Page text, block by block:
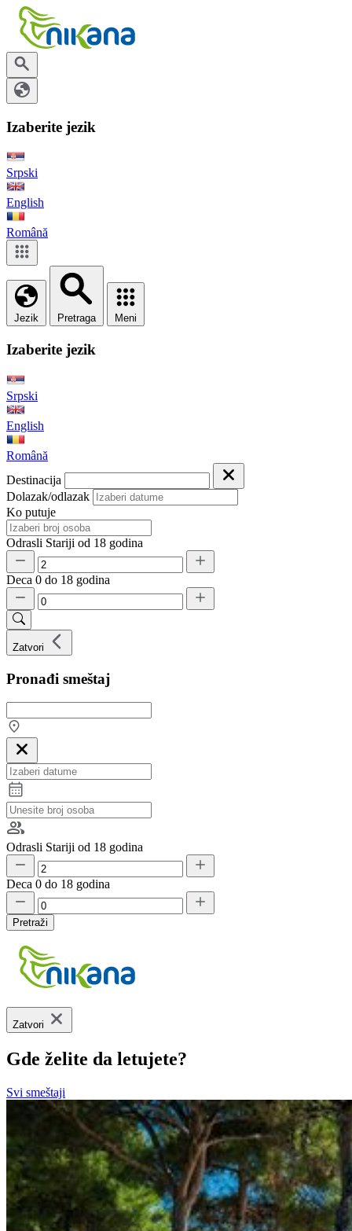
Izaberite jezik
Srpski
English
Română
Jezik Pretraga Meni
Izaberite jezik
Srpski
English
Română
Destinacija
Dolazak/odlazak
Ko putuje
Odrasli Stariji od 18 godina
Deca 0 do 18 godina
Zatvori
Pronađi smeštaj
Odrasli Stariji od 18 godina
Deca 0 do 18 godina
Pretraži
Zatvori
Gde želite da letujete?
Svi smeštaji